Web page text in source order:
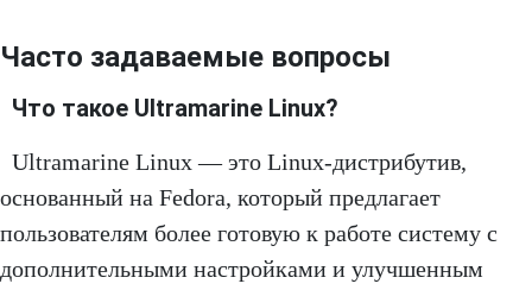
Часто задаваемые вопросы
Что такое Ultramarine Linux?
Ultramarine Linux — это Linux-дистрибутив,
основанный на Fedora, который предлагает
пользователям более готовую к работе систему с
дополнительными настройками и улучшенным